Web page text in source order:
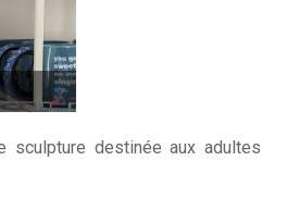
sculpture destinée aux adultes